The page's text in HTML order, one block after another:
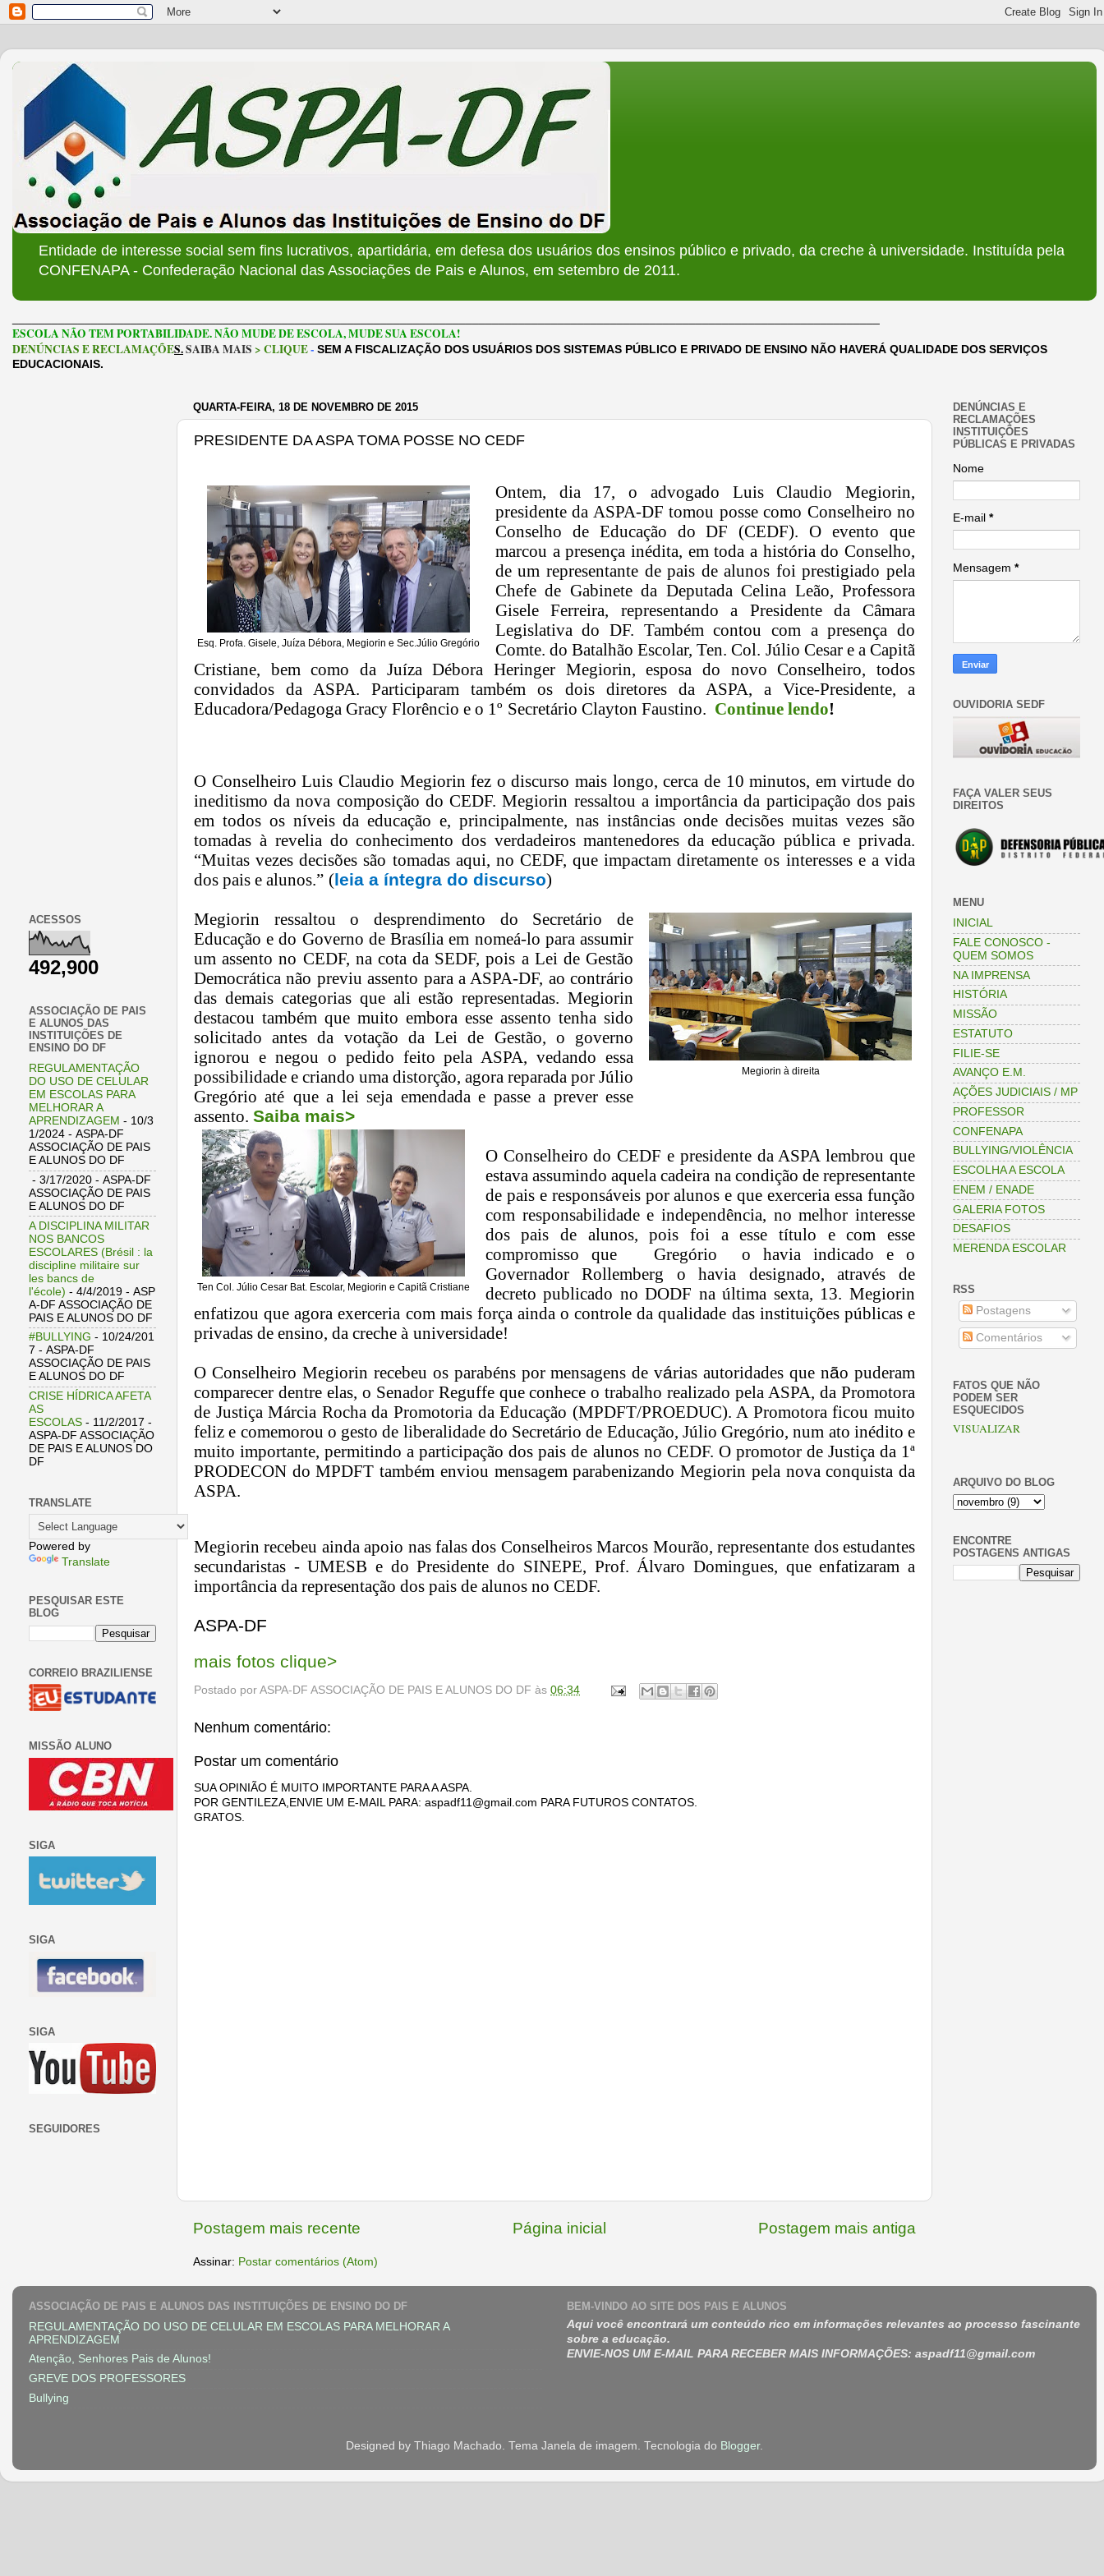
Entidade de interesse social sem fins lucrativos, apartidária, em defesa dos usuários dos ensinos público e privado, da creche à universidade. Instituída pela
CONFENAPA - Confederação Nacional das Associações de Pais e Alunos, em setembro de 2011.
ESCOLA NÃO TEM PORTABILIDADE. NÃO MUDE DE ESCOLA, MUDE SUA ESCOLA!
DENÚNCIAS E RECLAMAÇÕES.SAIBA MAIS > CLIQUE- SEM A FISCALIZAÇÃO DOS USUÁRIOS DOS SISTEMAS PÚBLICO E PRIVADO DE ENSINO NÃO HAVERÁ QUALIDADE DOS SERVIÇOS
EDUCACIONAIS.
QUARTA-FEIRA, 18 DE NOVEMBRO DE 2015
PRESIDENTE DA ASPA TOMA POSSE NO CEDF
Esq. Profa. Gisele, Juíza Débora, Megiorin e Sec.Júlio Gregório
Ontem, dia 17, o advogado Luis Claudio Megiorin,
presidente da ASPA-DF tomou posse como Conselheiro no
Conselho de Educação do DF (CEDF). O evento que
marcou a presença inédita, em toda a história do Conselho,
de um representante de pais de alunos foi prestigiado pela
Chefe de Gabinete da Deputada Celina Leão, Professora
Gisele Ferreira, representando a Presidente da Câmara
Legislativa do DF. Também contou com a presença do
Comte. do Batalhão Escolar, Ten. Col. Júlio Cesar e a Capitã
Cristiane, bem como da Juíza Débora Heringer Megiorin, esposa do novo Conselheiro, todos
convidados da ASPA. Participaram também os dois diretores da ASPA, a Vice-Presidente, a
Educadora/Pedagoga Gracy Florêncio e o 1º Secretário Clayton Faustino. Continue lendo!
O Conselheiro Luis Claudio Megiorin fez o discurso mais longo, cerca de 10 minutos, em virtude do
ineditismo da nova composição do CEDF. Megiorin ressaltou a importância da participação dos pais
em todos os níveis da educação e, principalmente, nas instâncias onde decisões muitas vezes são
tomadas à revelia do conhecimento dos verdadeiros mantenedores da educação pública e privada.
“Muitas vezes decisões são tomadas aqui, no CEDF, que impactam diretamente os interesses e a vida
dos pais e alunos.” (leia a íntegra do discurso)
Megiorin à direita
Megiorin ressaltou o desprendimento do Secretário de
Educação e do Governo de Brasília em nomeá-lo para assumir
um assento no CEDF, na cota da SEDF, pois a Lei de Gestão
Democrática não previu assento para a ASPA-DF, ao contrário
das demais categorias que ali estão representadas. Megiorin
destacou tambémque muito emboraesse assento tenha sido
solicitadoantes da votação da Lei de Gestão, o governo
ignorou e negou o pedido feito pela ASPA, vedando essa
possibilidade e criando uma distorção, agora reparada por Júlio
Gregório até que a lei seja emendada e passe a prever esse
assento. Saiba mais>
Ten Col. Júlio Cesar Bat. Escolar, Megiorin e Capitã Cristiane
O Conselheiro do CEDF e presidente da ASPA lembrou que
estava assumindo aquela cadeira na condição de representante
de pais e responsáveis por alunos e que exerceria essa função
com responsabilidade e independência, no melhor interesse
dos pais de alunos, pois foi a esse título e com esse
compromisso que
Gregório o havia indicado e o
Governador Rollemberg o havia designado, através de
decreto publicado no DODF naúltima sexta, 13. Megiorin
enfatizou que agora exerceria com mais força ainda o controle da qualidade das instituições públicas e
privadas de ensino, da creche à universidade!
O Conselheiro Megiorin recebeu os parabéns por mensagens de várias autoridades que não puderam
comparecer dentre elas, o Senador Reguffe que conhece o trabalho realizado pela ASPA, da Promotora
de Justiça Márcia Rocha da Promotoria da Educação (MPDFT/PROEDUC). A Promotora ficou muito
feliz e comemorou o gesto de liberalidade do Secretário de Educação, Júlio Gregório, num ato inédito e
muito importante, permitindo a participação dos pais de alunos no CEDF. O promotor de Justiça da 1ª
PRODECON do MPDFT também enviou mensagem parabenizando Megiorin pela nova conquista da
ASPA.
Megiorin recebeu ainda apoio nas falas dos Conselheiros Marcos Mourão, representante dos estudantes
secundaristas - UMESB e do Presidente do SINEPE, Prof.Álvaro Domingues, que enfatizaram a
importância da representação dos pais de alunos no CEDF.
ASPA-DF
mais fotos clique>
Postado por ASPA-DF ASSOCIAÇÃO DE PAIS E ALUNOS DO DF às 06:34
Nenhum comentário:
Postar um comentário
SUA OPINIÃO É MUITO IMPORTANTE PARA A ASPA.
POR GENTILEZA,ENVIE UM E-MAIL PARA: aspadf11@gmail.com PARA FUTUROS CONTATOS.
GRATOS.
Postagem mais recente Postagem mais antiga
Página inicial
Assinar: Postar comentários (Atom)
ACESSOS
492,900
ASSOCIAÇÃO DE PAIS
E ALUNOS DAS
INSTITUIÇÕES DE
ENSINO DO DF
REGULAMENTAÇÃO
DO USO DE CELULAR
EM ESCOLAS PARA
MELHORAR A
APRENDIZAGEM - 10/3
1/2024 - ASPA-DF
ASSOCIAÇÃO DE PAIS
E ALUNOS DO DF
- 3/17/2020 - ASPA-DF
ASSOCIAÇÃO DE PAIS
E ALUNOS DO DF
A DISCIPLINA MILITAR
NOS BANCOS
ESCOLARES (Brésil : la
discipline militaire sur
les bancs de
l'école) - 4/4/2019 - ASP
A-DF ASSOCIAÇÃO DE
PAIS E ALUNOS DO DF
#BULLYING - 10/24/201
7 - ASPA-DF
ASSOCIAÇÃO DE PAIS
E ALUNOS DO DF
CRISE HÍDRICA AFETA
AS
ESCOLAS - 11/2/2017 -
ASPA-DF ASSOCIAÇÃO
DE PAIS E ALUNOS DO
DF
TRANSLATE
Powered by
Translate
PESQUISAR ESTE
BLOG
CORREIO BRAZILIENSE
MISSÃO ALUNO
SIGA
SIGA
SIGA
SEGUIDORES
DENÚNCIAS E
RECLAMAÇÕES
INSTITUIÇÕES
PÚBLICAS E PRIVADAS
Nome
E-mail *
Mensagem *
OUVIDORIA SEDF
FAÇA VALER SEUS
DIREITOS
MENU
INICIAL
FALE CONOSCO -
QUEM SOMOS
NA IMPRENSA
HISTÓRIA
MISSÃO
ESTATUTO
FILIE-SE
AVANÇO E.M.
AÇÕES JUDICIAIS / MP
PROFESSOR
CONFENAPA
BULLYING/VIOLÊNCIA
ESCOLHA A ESCOLA
ENEM / ENADE
GALERIA FOTOS
DESAFIOS
MERENDA ESCOLAR
RSS
Postagens
Comentários
FATOS QUE NÃO
PODEM SER
ESQUECIDOS
VISUALIZAR
ARQUIVO DO BLOG
ENCONTRE
POSTAGENS ANTIGAS
ASSOCIAÇÃO DE PAIS E ALUNOS DAS INSTITUIÇÕES DE ENSINO DO DF
REGULAMENTAÇÃO DO USO DE CELULAR EM ESCOLAS PARA MELHORAR A
APRENDIZAGEM
Atenção, Senhores Pais de Alunos!
GREVE DOS PROFESSORES
Bullying
BEM-VINDO AO SITE DOS PAIS E ALUNOS
Aqui você encontrará um conteúdo rico em informações relevantes ao processo fascinante
sobre a educação.
ENVIE-NOS UM E-MAIL PARA RECEBER MAIS INFORMAÇÕES: aspadf11@gmail.com
Designed by Thiago Machado. Tema Janela de imagem. Tecnologia do Blogger.